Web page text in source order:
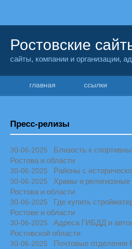
Ростовские
сайты, компании и организации,
главная ссылки
Пресс-релизы
30-06-2025
Близость к
Ростова и области
30-06-2025 Районы с
30-06-2025
Храмы и
Ростова и области
30-06-2025
Где купить
Ростове и области
30-06-2025
Адреса ГИБДД и
Ростовской области
30-06-2025
Почтовые отделения